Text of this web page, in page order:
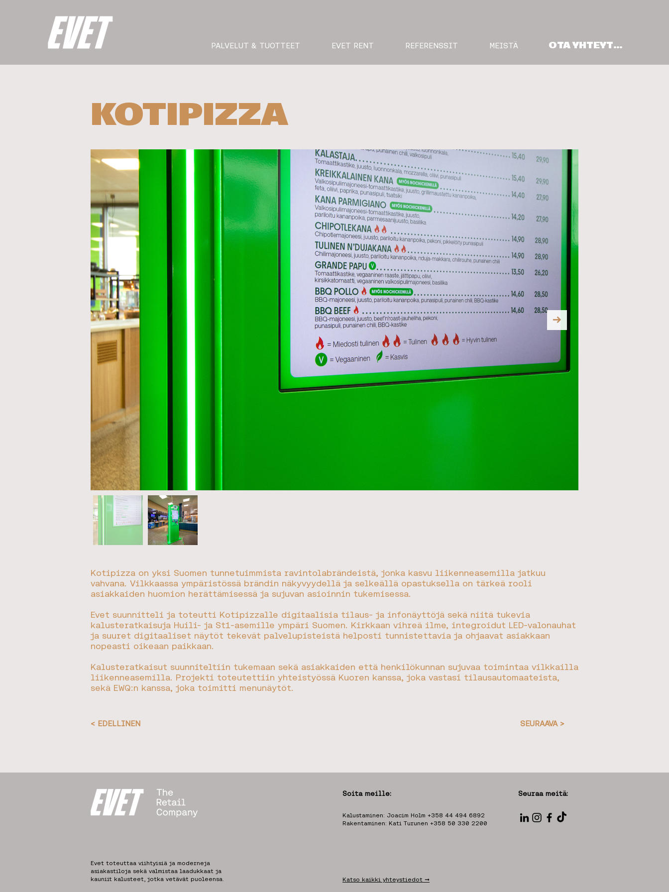
PALVELUT & TUOTTEET EVET RENT REFERENSSIT MEISTÄ OTA YHTEYTTÄ
KOTIPIZZA
Kotipizza on yksi Suomen tunnetuimmista ravintolabrändeistä, jonka kasvu liikenneasemilla jatkuu
vahvana. Vilkkaassa ympäristössä brändin näkyvyydellä ja selkeällä opastuksella on tärkeä rooli
asiakkaiden huomion herättämisessä ja sujuvan asioinnin tukemisessa.
Evet suunnitteli ja toteutti Kotipizzalle digitaalisia tilaus- ja infonäyttöjä sekä niitä tukevia
kalusteratkaisuja Huili- ja St1-asemille ympäri Suomen. Kirkkaan vihreä ilme, integroidut LED-valonauhat
ja suuret digitaaliset näytöt tekevät palvelupisteistä helposti tunnistettavia ja ohjaavat asiakkaan
nopeasti oikeaan paikkaan.
Kalusteratkaisut suunniteltiin tukemaan sekä asiakkaiden että henkilökunnan sujuvaa toimintaa vilkkailla
liikenneasemilla. Projekti toteutettiin yhteistyössä Kuoren kanssa, joka vastasi tilausautomaateista,
sekä EWQ:n kanssa, joka toimitti menunäytöt.
< EDELLINEN SEURAAVA >
Evet toteuttaa viihtyisiä ja moderneja
asiakastiloja sekä valmistaa laadukkaat ja
kauniit kalusteet, jotka vetävät puoleensa.
Soita meille:
Kalustaminen: Joacim Holm +358 44 494 6892
Rakentaminen: Kati Turunen +358 50 330 2200
Seuraa meitä:
Katso kaikki yhteystiedot ➞